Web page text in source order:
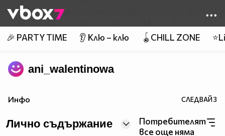
👾
🎉 PARTY TIME 👂 Клю – клю 🪀CHILL ZONE
ani_walentinowa
Инфо СЛЕДВАЙ3
Лично съдържание
Потребителят
все още няма